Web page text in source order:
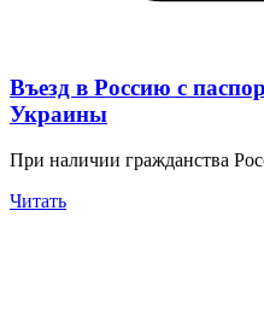
Въезд в Россию с
Украины
При наличии гражданства
Читать